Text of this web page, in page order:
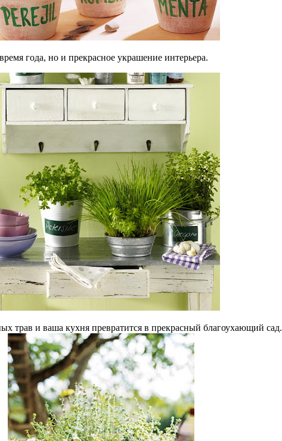
года, но и прекрасное украшение интерьера.
трав и ваша кухня превратится в прекрасный благоухающий сад.